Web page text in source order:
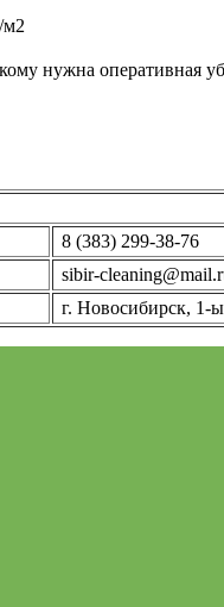
м2
нужна оперативная
8 (383) 299-38-76
sibir-
г. Новосибирск, 1-